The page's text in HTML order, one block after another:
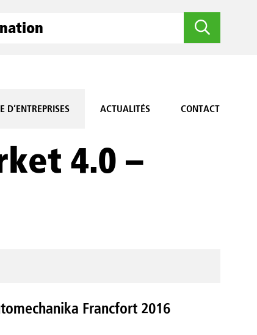
D’ENTREPRISES ACTUALITÉS CONTACT
4.0 –
Francfort 2016